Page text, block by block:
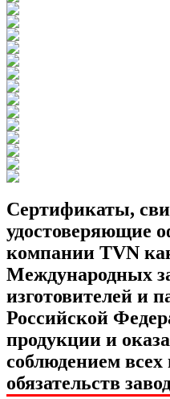
Сертификаты,
удостоверяющие
компании TVN
Международных
изготовителей и
Российской
продукции и
соблюдением
обязательств